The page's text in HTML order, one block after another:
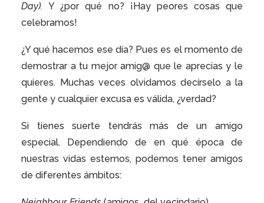
Day).Y ¿por qué no? ¡Hay peores cosas que
celebramos!
¿Y qué hacemos ese día? Pues es el momento de
demostrar a tu mejor amig@ que le aprecias y le
quieres. Muchas veces olvidamos decírselo a la
gente y cualquier excusa es válida, ¿verdad?
Si tienes suerte tendrás más de un amigo
especial. Dependiendo de en qué época de
nuestras vidas estemos, podemos tener amigos
de diferentes ámbitos: